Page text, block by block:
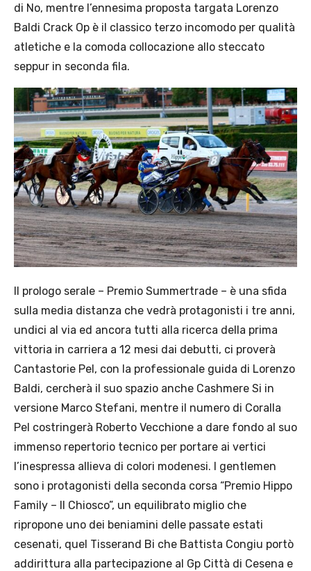
di No, mentre l’ennesima proposta targata Lorenzo
Baldi Crack Op è il classico terzo incomodo per qualità
atletiche e la comoda collocazione allo steccato
seppur in seconda fila.
Il prologo serale – Premio Summertrade – è una sfida
sulla media distanza che vedrà protagonisti i tre anni,
undici al via ed ancora tutti alla ricerca della prima
vittoria in carriera a 12 mesi dai debutti, ci proverà
Cantastorie Pel, con la professionale guida di Lorenzo
Baldi, cercherà il suo spazio anche Cashmere Si in
versione Marco Stefani, mentre il numero di Coralla
Pel costringerà Roberto Vecchione a dare fondo al suo
immenso repertorio tecnico per portare ai vertici
l’inespressa allieva di colori modenesi. I gentlemen
sono i protagonisti della seconda corsa “Premio Hippo
Family – Il Chiosco”, un equilibrato miglio che
ripropone uno dei beniamini delle passate estati
cesenati, quel Tisserand Bi che Battista Congiu portò
addirittura alla partecipazione al Gp Città di Cesena e